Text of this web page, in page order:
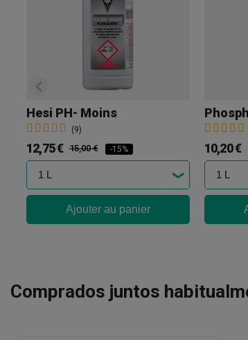
Hesi PH- Moins
(9)
12,75 € 15,00 € -15%
Ajouter au panier
10,20 €
Comprados juntos